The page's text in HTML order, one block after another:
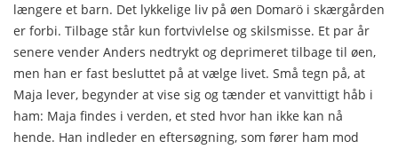
længere et barn. Det lykkelige liv på øen Domarö i skærgården
er forbi. Tilbage står kun fortvivlelse og skilsmisse. Et par år
senere vender Anders nedtrykt og deprimeret tilbage til øen,
men han er fast besluttet på at vælge livet. Små tegn på, at
Maja lever, begynder at vise sig og tænder et vanvittigt håb i
ham: Maja findes i verden, et sted hvor han ikke kan nå
hende. Han indleder en eftersøgning, som fører ham mod